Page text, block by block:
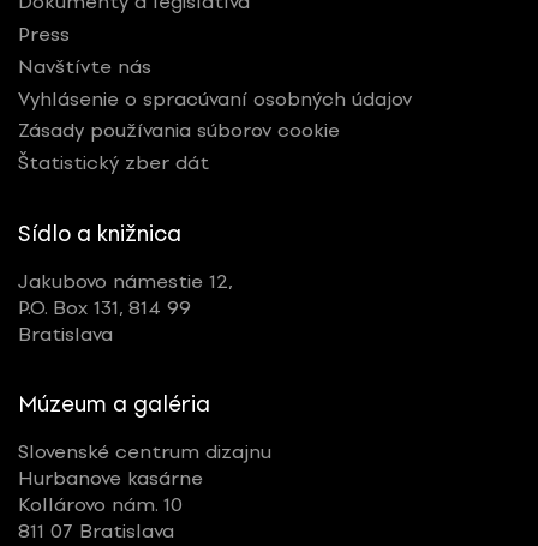
Press
Navštívte nás
Vyhlásenie o spracúvaní osobných údajov
Zásady používania súborov cookie
Štatistický zber dát
Sídlo a knižnica
Jakubovo námestie 12,
P.O. Box 131, 814 99
Bratislava
Múzeum a galéria
Slovenské centrum dizajnu
Hurbanove kasárne
Kollárovo nám. 10
811 07 Bratislava